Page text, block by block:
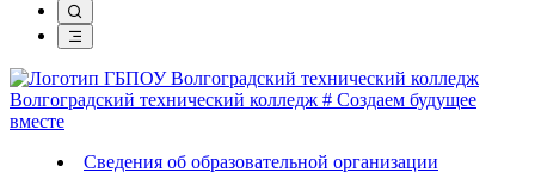
Волгоградский технический колледж # Создаем будущее
вместе
Сведения об образовательной организации